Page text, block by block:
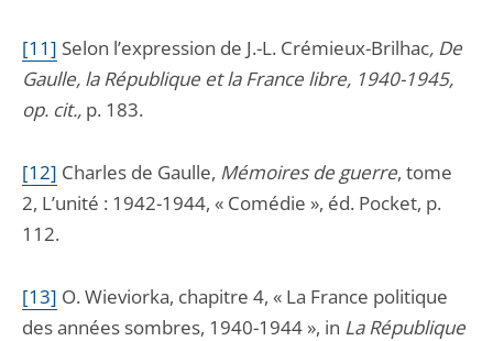
[11] Selon l’expression de J.-L. Crémieux-Brilhac, De
Gaulle, la République et la France libre, 1940-1945,
op. cit., p. 183.
[12] Charles de Gaulle, Mémoires de guerre, tome
2, L’unité : 1942-1944, « Comédie », éd. Pocket, p.
112.
[13] O. Wieviorka, chapitre 4, « La France politique
des années sombres, 1940-1944 », in La République